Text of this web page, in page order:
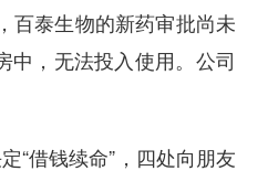
百泰生物的新药审批尚未
中，无法投入使用。公司
“借钱续命”，四处向朋友